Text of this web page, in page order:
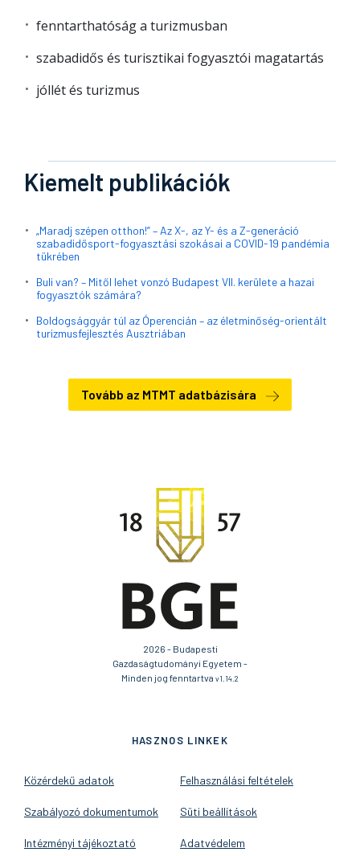
fenntarthatóság a turizmusban
szabadidős és turisztikai fogyasztói magatartás
jóllét és turizmus
Kiemelt publikációk
„Maradj szépen otthon!” – Az X-, az Y- és a Z-generáció
szabadidősport-fogyasztási szokásai a COVID-19 pandémia
tükrében
Buli van? – Mitől lehet vonzó Budapest VII. kerülete a hazai
fogyasztók számára?
Boldogsággyár túl az Óperencián – az életminőség-orientált
turizmusfejlesztés Ausztriában
Tovább az MTMT adatbázisára
2026 - Budapesti
Gazdaságtudományi Egyetem -
Minden jog fenntartva v1.14.2
HASZNOS LINKEK
Közérdekű adatok
Szabályozó dokumentumok
Intézményi tájékoztató
Felhasználási feltételek
Süti beállítások
Adatvédelem